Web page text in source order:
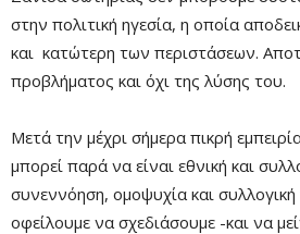
στην πολιτική ηγεσία, η οποία
και κατώτερη των περιστάσεων.
προβλήματος και όχι της λύσης του.
Μετά την μέχρι σήμερα πικρή
μπορεί παρά να είναι εθνική και
συνεννόηση, ομοψυχία και
οφείλουμε να σχεδιάσουμε -και να